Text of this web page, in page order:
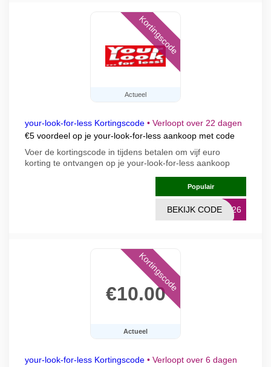
Actueel
Kortingscode
your-look-for-less Kortingscode • Verloopt over 22 dagen
€5 voordeel op je your-look-for-less aankoop met code
Voer de kortingscode in tijdens betalen om vijf euro
korting te ontvangen op je your-look-for-less aankoop
Populair
NL26
BEKIJK CODE
€10.00
Actueel
Kortingscode
your-look-for-less Kortingscode • Verloopt over 6 dagen